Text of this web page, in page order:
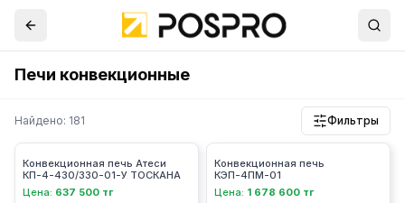
Печи конвекционные
Найдено: 181 Фильтры
Конвекционная печь Атеси
КП-4-430/330-01-У ТОСКАНА
Цена: 637 500 тг
Конвекционная печь
КЭП-4ПМ-01
Цена: 1 678 600 тг